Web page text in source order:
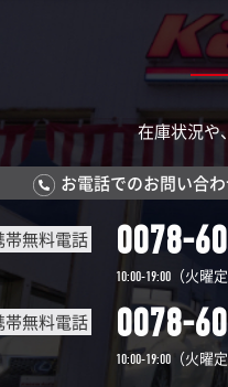
在庫状況や
お電話でのお問い合
帯無料電話 0078-
10:00-19:00 （火曜
帯無料電話 0078-
10:00-19:00 （火曜